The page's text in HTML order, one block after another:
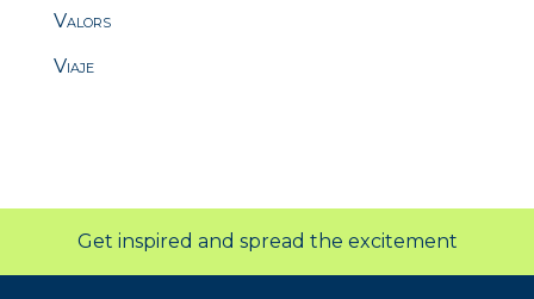
Valors
Viaje
Get inspired and spread the excitement